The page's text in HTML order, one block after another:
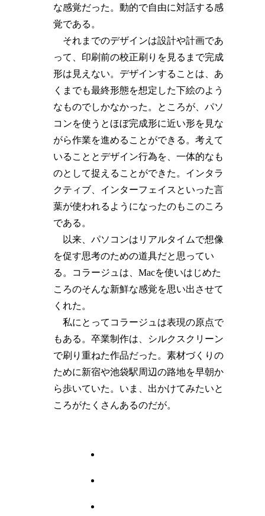
な感覚だった。動的で自由に対話する感
覚である。
それまでのデザインは設計や計画であ
って、印刷前の校正刷りを見るまで完成
形は見えない。デザインすることは、あ
くまでも最終形態を想定した下絵のよう
なものでしかなかった。ところが、パソ
コンを使うとほぼ完成形に近い形を見な
がら作業を進めることができる。考えて
いることとデザイン行為を、一体的なも
のとして捉えることができた。インタラ
クティブ、インターフェイスといった言
葉が使われるようになったのもこのころ
である。
以来、パソコンはリアルタイムで想像
を促す思考のための道具だと思ってい
る。コラージュは、Macを使いはじめた
ころのそんな新鮮な感覚を思い出させて
くれた。
私にとってコラージュは表現の原点で
もある。卒業制作は、シルクスクリーン
で刷り重ねた作品だった。素材づくりの
ために新宿や池袋駅周辺の路地を早朝か
ら歩いていた。いま、出かけてみたいと
ころがたくさんあるのだが。